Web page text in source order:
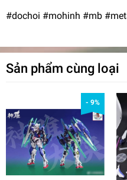
#dochoi #mohinh #mb
Sản phẩm cùng loại
- 9%